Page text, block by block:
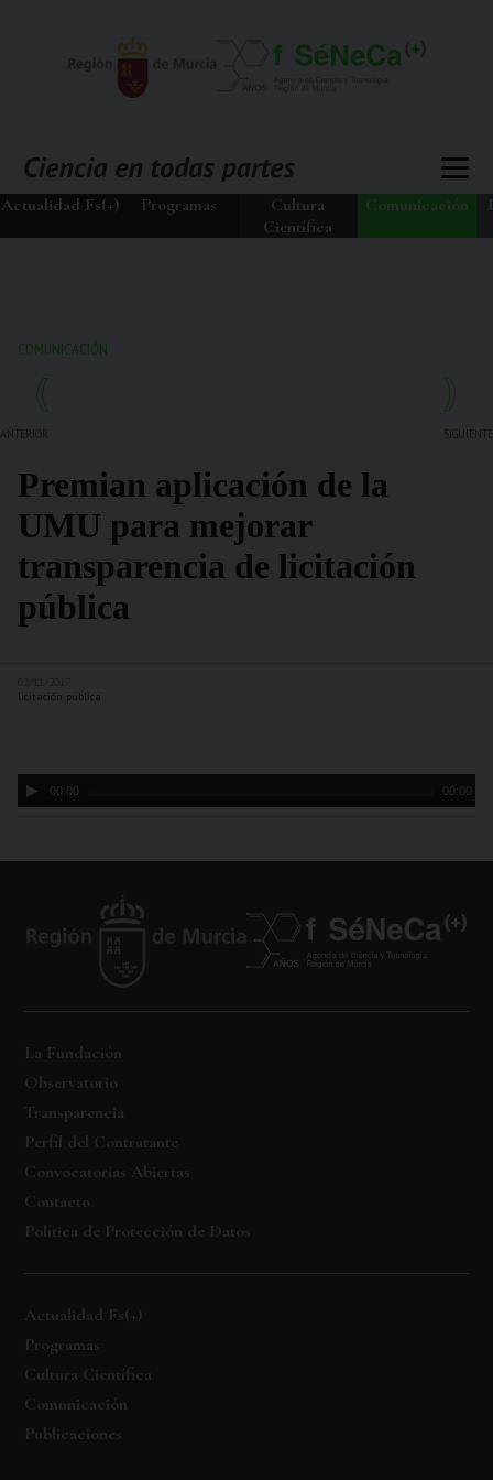
Actualidad Fs(+) Programas
Cultura
Científica
Comunicación
COMUNICACIÓN
Premian aplicación de la
UMU para mejorar
transparencia de licitación
pública
licitación pública
Audio
Player
00:00 00:00
La Fundación
Observatorio
Transparencia
Perfil del Contratante
Convocatorias Abiertas
Contacto
Política de Protección de Datos
Actualidad Fs(+)
Programas
Cultura Científica
Comunicación
Publicaciones